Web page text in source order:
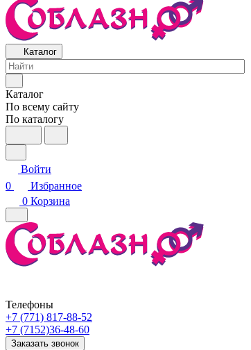
Каталог
Каталог
По всему сайту
По каталогу
Войти
0
Избранное
0 Корзина
Телефоны
+7 (771) 817-88-52
+7 (7152)36-48-60
Заказать звонок